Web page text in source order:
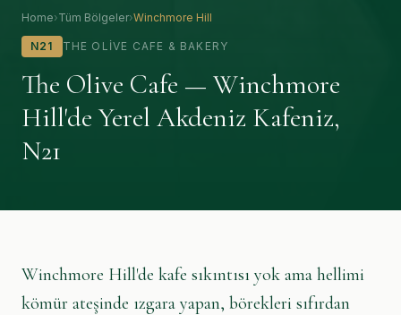
Home›Tüm Bölgeler›Winchmore Hill
N21 THE OLIVE CAFE & BAKERY
The Olive Cafe — Winchmore
Hill'de Yerel Akdeniz Kafeniz,
N21
About The Olive Cafe in Winchmore Hill
Winchmore Hill'de kafe sıkıntısı yok ama hellimi
kömür ateşinde ızgara yapan, börekleri sıfırdan